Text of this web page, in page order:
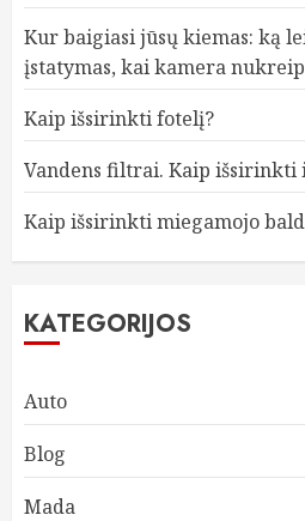
Kur baigiasi jūsų kiemas: ką
įstatymas, kai kamera
Kaip išsirinkti fotelį?
Vandens filtrai. Kaip išsirinkti
Kaip išsirinkti miegamojo
KATEGORIJOS
Auto
Blog
Mada